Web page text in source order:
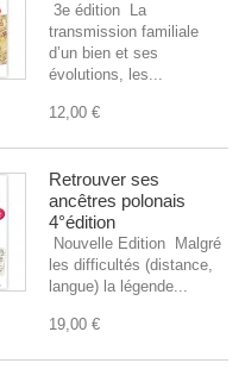
3e édition La
transmission familiale
d’un bien et ses
évolutions, les...
12,00 €
Retrouver ses
ancêtres polonais
4°édition
Nouvelle Edition Malgré
les difficultés (distance,
langue) la légende...
19,00 €